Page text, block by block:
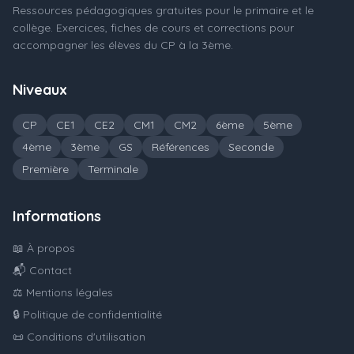
Ressources pédagogiques gratuites pour le primaire et le
collège. Exercices, fiches de cours et corrections pour
accompagner les élèves du CP à la 3ème.
Niveaux
CP CE1 CE2 CM1 CM2 6ème
5ème
4ème
3ème GS Références
Seconde
Première
Terminale
Informations
📖 À propos
📬 Contact
⚖️ Mentions légales
🔒 Politique de confidentialité
📜 Conditions d'utilisation